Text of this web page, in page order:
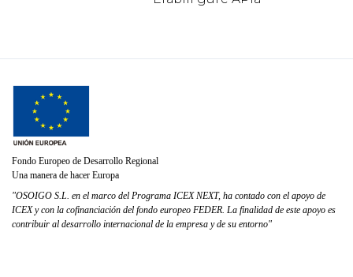
Fondo Europeo de Desarrollo Regional
Una manera de hacer Europa
"OSOIGO S.L. en el marco del Programa ICEX NEXT, ha contado con el apoyo de
ICEX y con la cofinanciación del fondo europeo FEDER. La finalidad de este apoyo es
contribuir al desarrollo internacional de la empresa y de su entorno"